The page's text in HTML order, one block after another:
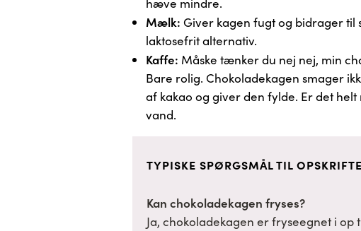
Mælk: Giver kagen fugt og bidrager til
laktosefrit alternativ.
Kaffe: Måske tænker du nej nej, min
Bare rolig. Chokoladekagen smager
af kakao og giver den fylde. Er det
vand.
TYPISKE SPØRGSMÅL TIL
Kan chokoladekagen fryses?
Ja, chokoladekagen er fryseegnet i op